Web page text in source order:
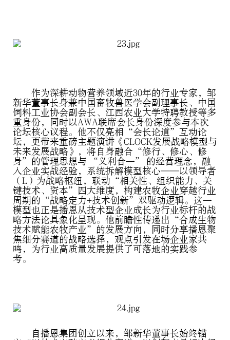
作为深耕动物营养领域近30年的行业专家，邹
新华董事长身兼中国畜牧兽医学会副理事长、中国
饲料工业协会副会长、江西农业大学特聘教授等多
重身份，同时以AWA联席会长身份深度参与本次
论坛核心议程。他不仅亮相“会长论道”互动论
坛，更带来重磅主题演讲《CLOCK发展战略模型与
未来发展战略》，将自身融合“修行、修心、修
身”的管理思想与 “义利合一” 的经营理念，融
入企业实战经验，系统拆解模型核心——以领导者
（L）为战略枢纽，联动“相关性、组织能力、关
键技术、资本”四大维度，构建农牧企业穿越行业
周期的“战略定力+技术创新”双驱动逻辑。这一
模型也正是播恩从技术型企业成长为行业标杆的战
略方法论具象化呈现。他前瞻性传递出“合成生物
技术赋能农牧产业”的发展方向，同时分享播恩聚
焦细分赛道的战略选择，观点引发在场企业家共
鸣，为行业高质量发展提供了可落地的实践参
考。
自播恩集团创立以来，邹新华董事长始终锚